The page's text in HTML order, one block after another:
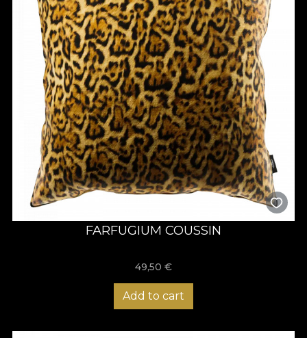
FARFUGIUM COUSSIN
49,50 €
Add to cart